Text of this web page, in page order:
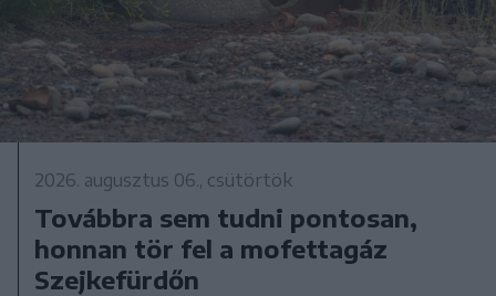
2026. augusztus 06., csütörtök
Továbbra sem tudni pontosan,
honnan tör fel a mofettagáz
Szejkefürdőn